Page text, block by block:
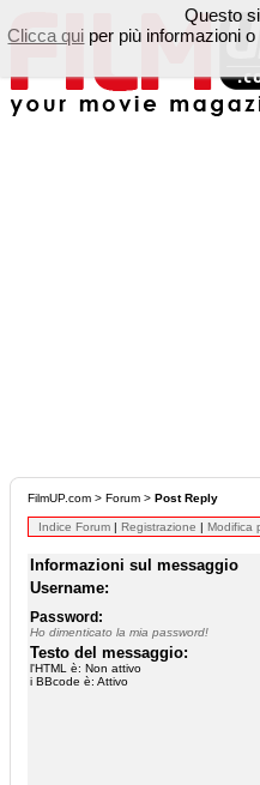
FilmUP.com > Forum > Post Reply
Indice Forum | Registrazione | Modifica
Informazioni sul messaggio
Username:
Password:
Ho dimenticato la mia password!
Testo del messaggio:
l'HTML è: Non attivo
i BBcode è: Attivo
Questo
Clicca qui per più informazioni